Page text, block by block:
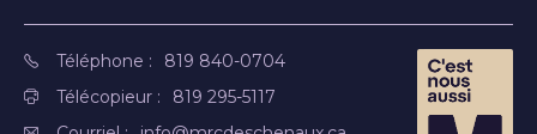
Téléphone :
819 840-0704
Télécopieur :
819 295-5117